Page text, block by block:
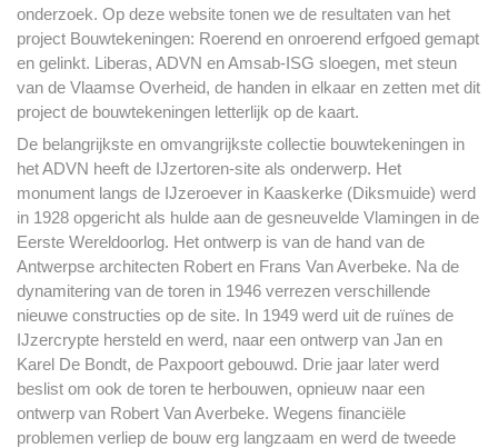
onderzoek. Op deze website tonen we de resultaten van het
project Bouwtekeningen: Roerend en onroerend erfgoed gemapt
en gelinkt. Liberas, ADVN en Amsab-ISG sloegen, met steun
van de Vlaamse Overheid, de handen in elkaar en zetten met dit
project de bouwtekeningen letterlijk op de kaart.
De belangrijkste en omvangrijkste collectie bouwtekeningen in
het ADVN heeft de IJzertoren-site als onderwerp. Het
monument langs de IJzeroever in Kaaskerke (Diksmuide) werd
in 1928 opgericht als hulde aan de gesneuvelde Vlamingen in de
Eerste Wereldoorlog. Het ontwerp is van de hand van de
Antwerpse architecten Robert en Frans Van Averbeke. Na de
dynamitering van de toren in 1946 verrezen verschillende
nieuwe constructies op de site. In 1949 werd uit de ruïnes de
IJzercrypte hersteld en werd, naar een ontwerp van Jan en
Karel De Bondt, de Paxpoort gebouwd. Drie jaar later werd
beslist om ook de toren te herbouwen, opnieuw naar een
ontwerp van Robert Van Averbeke. Wegens financiële
problemen verliep de bouw erg langzaam en werd de tweede